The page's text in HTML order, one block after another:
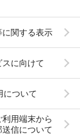
関する表示
に向けて
について
用端末から
信について